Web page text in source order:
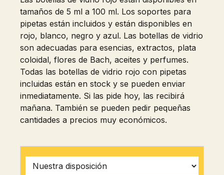
tamaños de 5 ml a 100 ml. Los soportes para
pipetas están incluidos y están disponibles en
rojo, blanco, negro y azul. Las botellas de vidrio
son adecuadas para esencias, extractos, plata
coloidal, flores de Bach, aceites y perfumes.
Todas las botellas de vidrio rojo con pipetas
incluidas están en stock y se pueden enviar
inmediatamente. Si las pide hoy, las recibirá
mañana. También se pueden pedir pequeñas
cantidades a precios muy económicos.